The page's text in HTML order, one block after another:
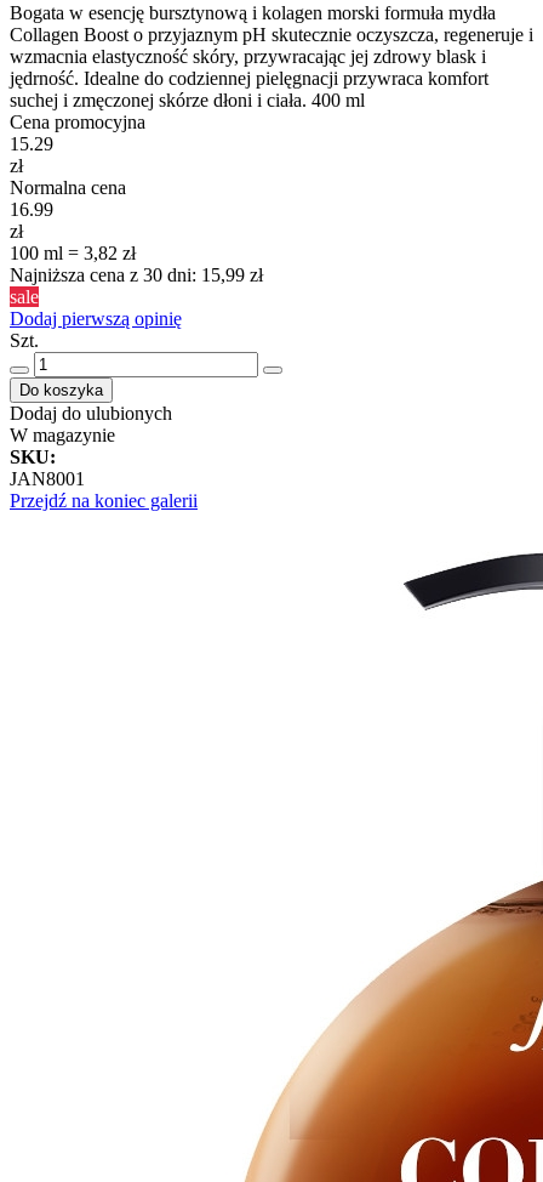
Bogata w esencję bursztynową i kolagen morski formuła mydła
Collagen Boost o przyjaznym pH skutecznie oczyszcza, regeneruje i
wzmacnia elastyczność skóry, przywracając jej zdrowy blask i
jędrność. Idealne do codziennej pielęgnacji przywraca komfort
suchej i zmęczonej skórze dłoni i ciała. 400 ml
Cena promocyjna
15.29
zł
Normalna cena
16.99
zł
100 ml = 3,82 zł
Najniższa cena z 30 dni: 15,99 zł
sale
Dodaj pierwszą opinię
Szt.
Do koszyka
Dodaj do ulubionych
W magazynie
SKU:
JAN8001
Przejdź na koniec galerii